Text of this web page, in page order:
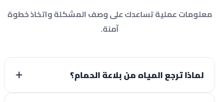
عملية تساعدك على وصف المشكلة واتخاذ خطوة
آمنة.
لماذا ترجع المياه من بلاعة الحمام؟